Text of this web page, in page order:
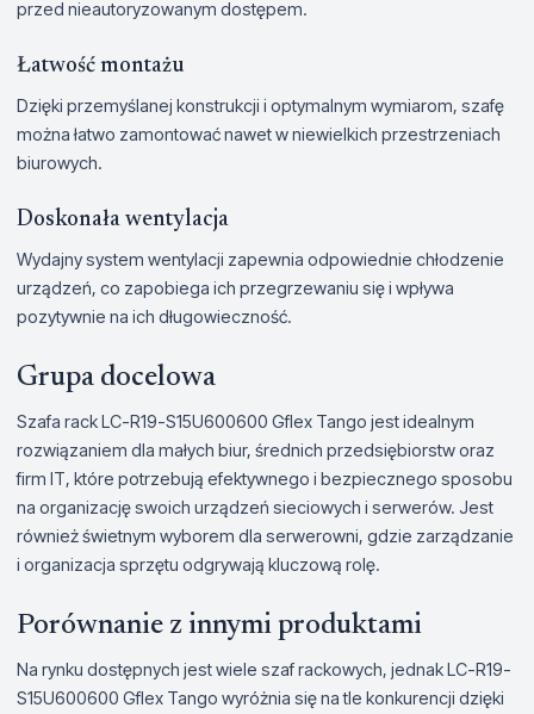
przed nieautoryzowanym dostępem.
Łatwość montażu
Dzięki przemyślanej konstrukcji i optymalnym wymiarom, szafę
można łatwo zamontować nawet w niewielkich przestrzeniach
biurowych.
Doskonała wentylacja
Wydajny system wentylacji zapewnia odpowiednie chłodzenie
urządzeń, co zapobiega ich przegrzewaniu się i wpływa
pozytywnie na ich długowieczność.
Grupa docelowa
Szafa rack LC-R19-S15U600600 Gflex Tango jest idealnym
rozwiązaniem dla małych biur, średnich przedsiębiorstw oraz
firm IT, które potrzebują efektywnego i bezpiecznego sposobu
na organizację swoich urządzeń sieciowych i serwerów. Jest
również świetnym wyborem dla serwerowni, gdzie zarządzanie
i organizacja sprzętu odgrywają kluczową rolę.
Porównanie z innymi produktami
Na rynku dostępnych jest wiele szaf rackowych, jednak LC-R19-
S15U600600 Gflex Tango wyróżnia się na tle konkurencji dzięki